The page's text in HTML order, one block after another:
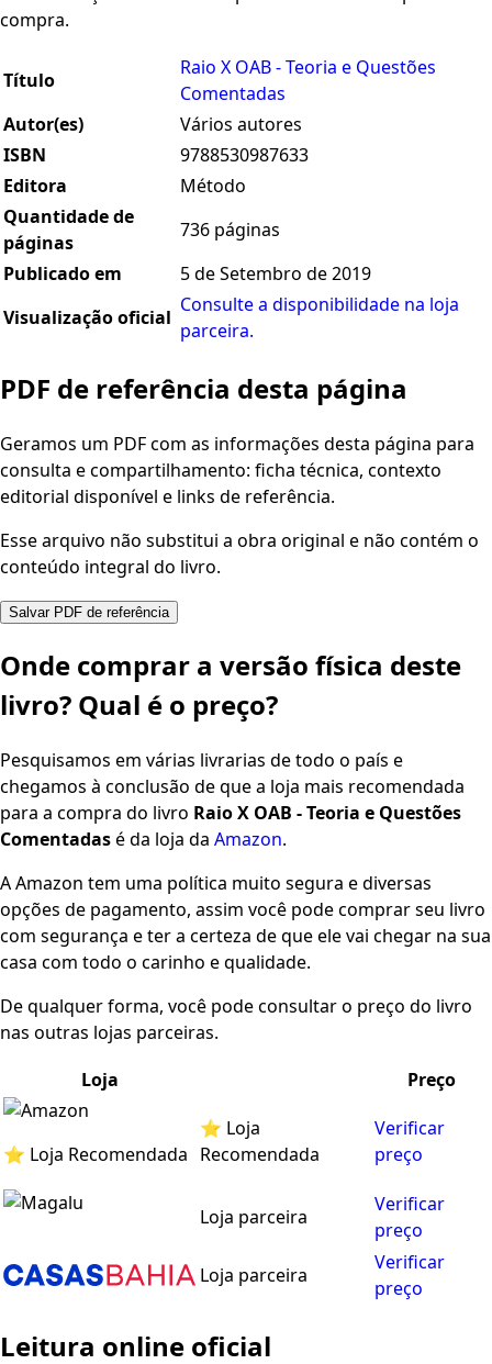
compra.
Título
Raio X OAB - Teoria e Questões
Comentadas
Autor(es)
Vários autores
ISBN
9788530987633
Editora
Método
Quantidade de
páginas
736 páginas
Publicado em
5 de Setembro de 2019
Visualização oficial
Consulte a disponibilidade na loja
parceira.
PDF de referência desta página
Geramos um PDF com as informações desta página para
consulta e compartilhamento: ficha técnica, contexto
editorial disponível e links de referência.
Esse arquivo não substitui a obra original e não contém o
conteúdo integral do livro.
Salvar PDF de referência
Onde comprar a versão física deste
livro? Qual é o preço?
Pesquisamos em várias livrarias de todo o país e
chegamos à conclusão de que a loja mais recomendada
para a compra do livro Raio X OAB - Teoria e Questões
Comentadasé da loja da Amazon.
A Amazon tem uma política muito segura e diversas
opções de pagamento, assim você pode comprar seu livro
com segurança e ter a certeza de que ele vai chegar na sua
casa com todo o carinho e qualidade.
De qualquer forma, você pode consultar o preço do livro
nas outras lojas parceiras.
Loja
Preço
⭐ Loja Recomendada
⭐ Loja
Recomendada
Verificar
preço
Loja parceira
Verificar
preço
Loja parceira
Verificar
preço
Leitura online oficial